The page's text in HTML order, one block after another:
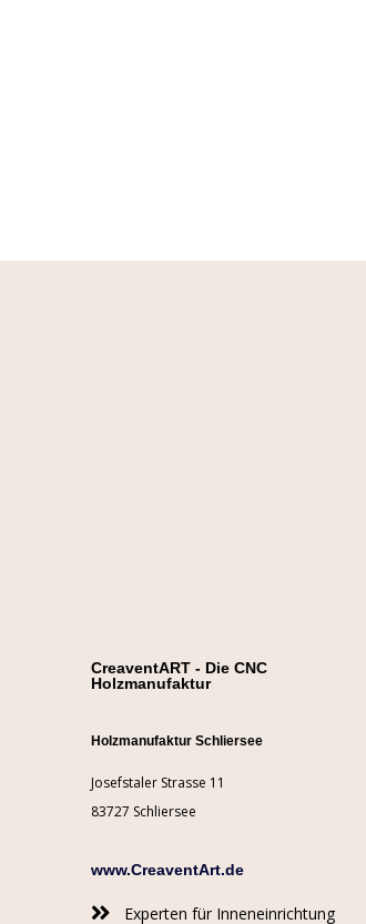
CreaventART - Die CNC
Holzmanufaktur
Holzmanufaktur Schliersee
Josefstaler Strasse 11
83727 Schliersee
www.CreaventArt.de
Experten für Inneneinrichtung